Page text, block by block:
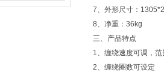
7、外形尺寸：
8、净重：36kg
三、产品特点
1、缠绕速度可调，
2、缠绕圈数可设定